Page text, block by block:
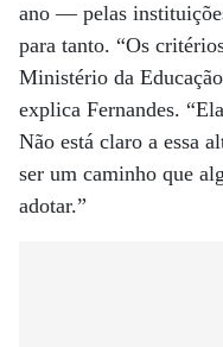
ano — pelas
para tanto. “Os
Ministério da
explica Fernandes.
Não está claro a essa
ser um caminho que
adotar.”